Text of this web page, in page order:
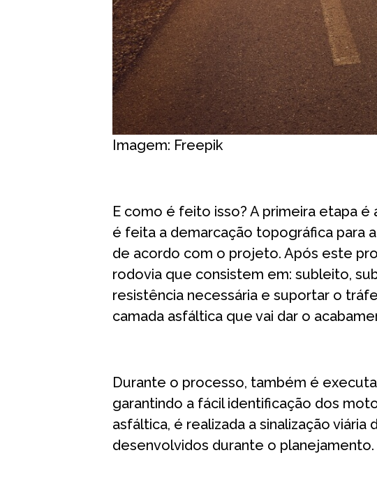
Imagem: Freepik
E como é feito isso? A primeira etapa
é feita a demarcação topográfica para
de acordo com o projeto. Após este
rodovia que consistem em: subleito,
resistência necessária e suportar o
camada asfáltica que vai dar o
Durante o processo, também é
garantindo a fácil identificação dos
asfáltica, é realizada a sinalização
desenvolvidos durante o planejamento.